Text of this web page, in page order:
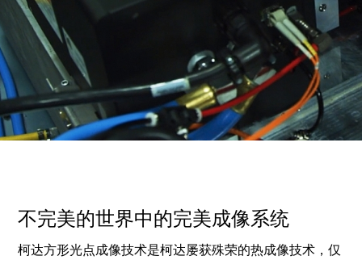
不完美的世界中的完美成像系统
柯达方形光点成像技术是柯达屡获殊荣的热成像技术，仅